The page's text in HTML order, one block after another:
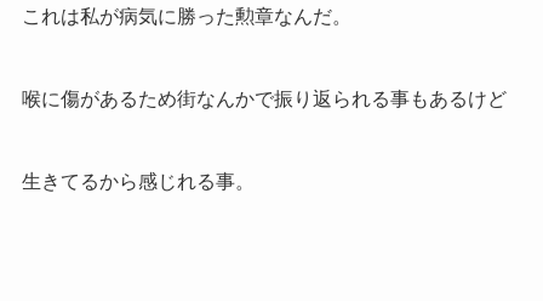
これは私が病気に勝った勲章なんだ。
喉に傷があるため街なんかで振り返られる事もあるけど
生きてるから感じれる事。